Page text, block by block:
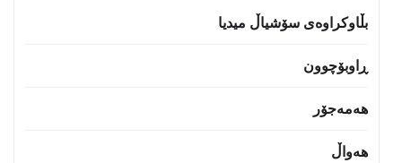
بڵاوکراوەی سۆشیاڵ میدیا
ڕاوبۆچوون
هەمەجۆر
هەواڵ